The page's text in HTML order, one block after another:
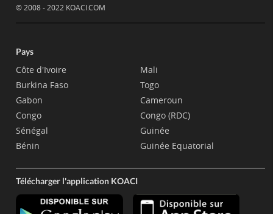
© 2008 - 2022 KOACI.COM
Pays
Côte d'Ivoire
Burkina Faso
Gabon
Congo
Sénégal
Bénin
Mali
Togo
Cameroun
Congo (RDC)
Guinée
Guinée Equatorial
Télécharger l'application KOACI